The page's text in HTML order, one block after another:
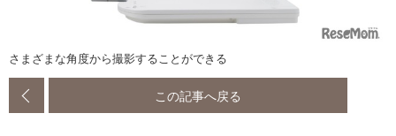
さまざまな角度から撮影することができる
この記事へ戻る